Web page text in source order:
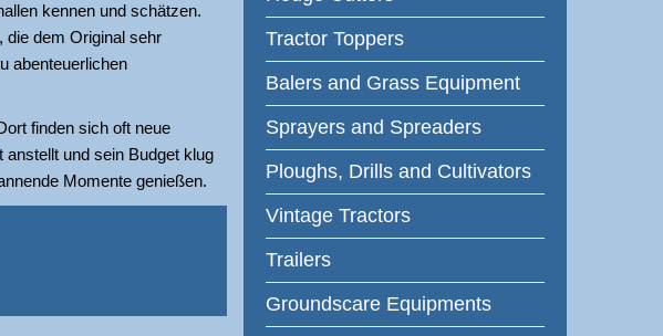
kennen und schätzen.
die dem Original sehr
abenteuerlichen
finden sich oft neue
und sein Budget klug
Momente genießen.
Tractor Toppers
Balers and Grass Equipment
Sprayers and Spreaders
Ploughs, Drills and Cultivators
Vintage Tractors
Trailers
Groundscare Equipments